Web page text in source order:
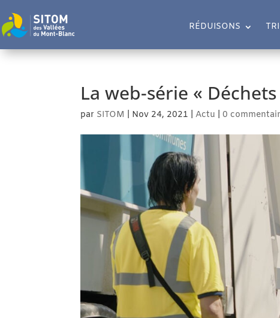
RÉDUISONS
La web-série «
par SITOM Nov 24, 2021 |Actu |0